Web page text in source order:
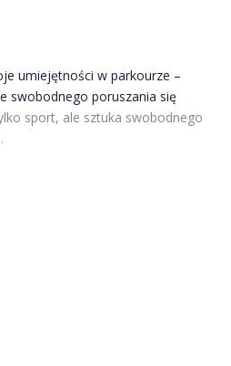
umiejętności w parkourze –
swobodnego poruszania się
sport, ale sztuka swobodnego